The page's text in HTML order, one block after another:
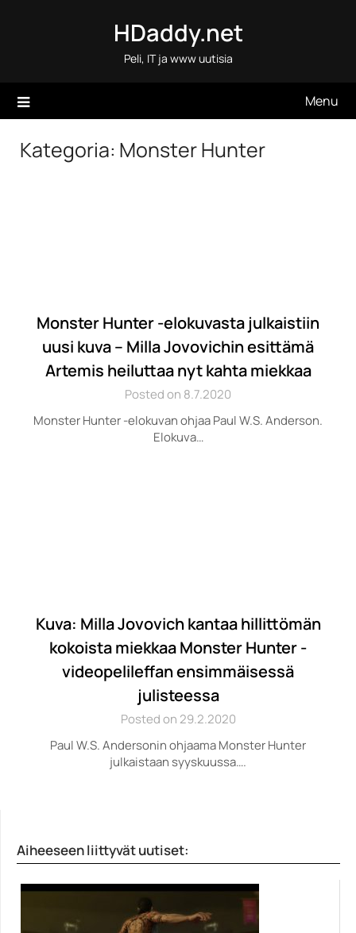
HDaddy.net
Peli, IT ja www uutisia
Menu
Kategoria: Monster Hunter
Monster Hunter -elokuvasta julkaistiin
uusi kuva – Milla Jovovichin esittämä
Artemis heiluttaa nyt kahta miekkaa
Posted on 8.7.2020
Monster Hunter -elokuvan ohjaa Paul W.S. Anderson.
Elokuva…
Kuva: Milla Jovovich kantaa hillittömän
kokoista miekkaa Monster Hunter -
videopelileffan ensimmäisessä
julisteessa
Posted on 29.2.2020
Paul W.S. Andersonin ohjaama Monster Hunter
julkaistaan syyskuussa….
Aiheeseen liittyvät uutiset: